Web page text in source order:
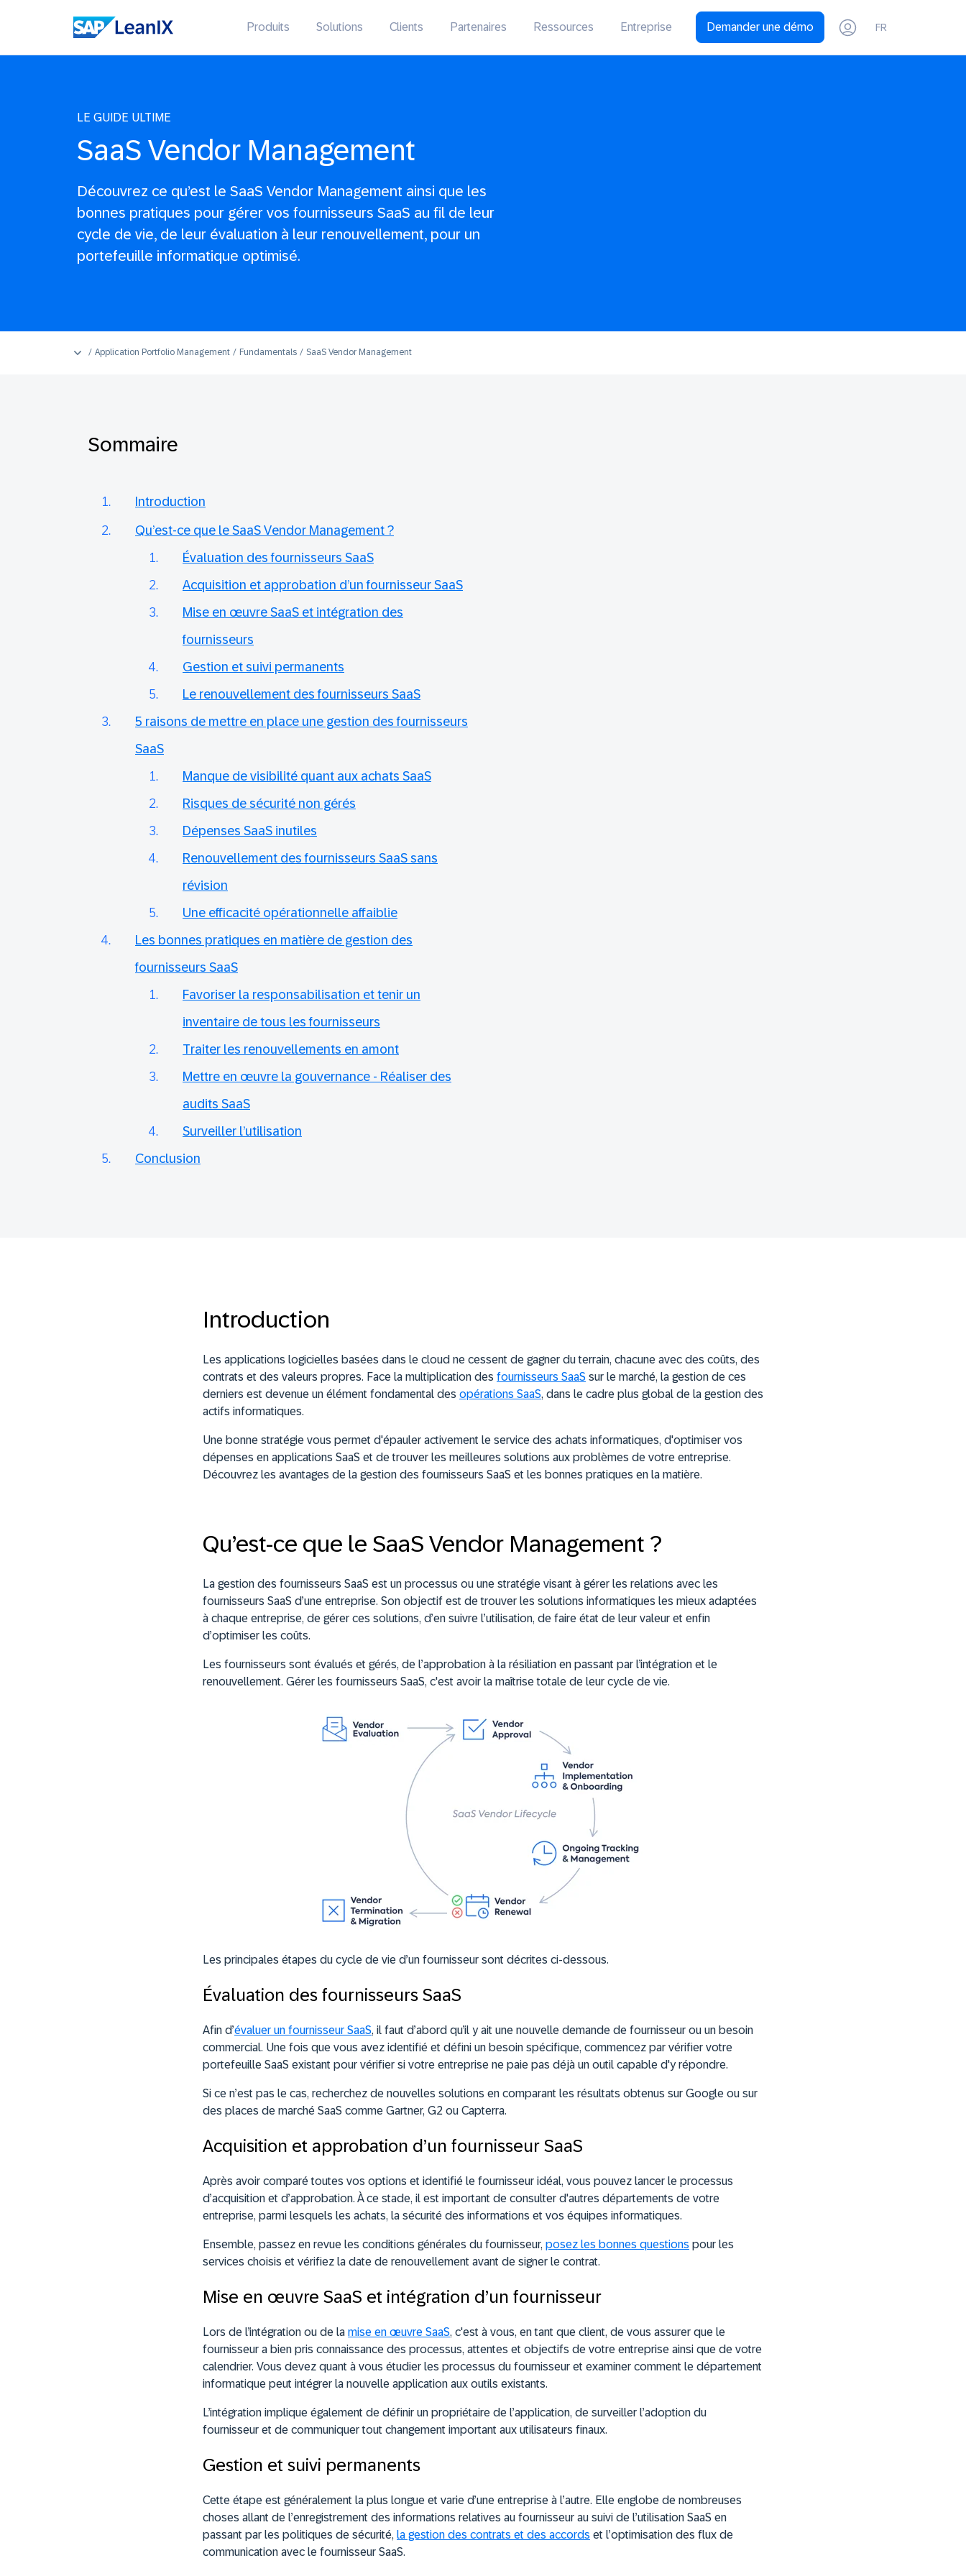
Produits Solutions Clients Partenaires Ressources Entreprise Demander une démo FR
LE GUIDE ULTIME
SaaS Vendor Management
Découvrez ce qu’est le SaaS Vendor Management ainsi que les
bonnes pratiques pour gérer vos fournisseurs SaaS au fil de leur
cycle de vie, de leur évaluation à leur renouvellement, pour un
portefeuille informatique optimisé.
Application Portfolio Management Fundamentals SaaS Vendor Management
Sommaire
Introduction
Qu’est-ce que le SaaS Vendor Management ?
Évaluation des fournisseurs SaaS
Acquisition et approbation d’un fournisseur SaaS
Mise en œuvre SaaS et intégration des
fournisseurs
Gestion et suivi permanents
Le renouvellement des fournisseurs SaaS
5 raisons de mettre en place une gestion des fournisseurs
SaaS
Manque de visibilité quant aux achats SaaS
Risques de sécurité non gérés
Dépenses SaaS inutiles
Renouvellement des fournisseurs SaaS sans
révision
Une efficacité opérationnelle affaiblie
Les bonnes pratiques en matière de gestion des
fournisseurs SaaS
Favoriser la responsabilisation et tenir un
inventaire de tous les fournisseurs
Traiter les renouvellements en amont
Mettre en œuvre la gouvernance - Réaliser des
audits SaaS
Surveiller l’utilisation
Conclusion
Introduction
Les applications logicielles basées dans le cloud ne cessent de gagner du terrain, chacune avec des coûts, des
contrats et des valeurs propres. Face la multiplication des fournisseurs SaaS sur le marché, la gestion de ces
derniers est devenue un élément fondamental des opérations SaaS, dans le cadre plus global de la gestion des
actifs informatiques.
Une bonne stratégie vous permet d'épauler activement le service des achats informatiques, d'optimiser vos
dépenses en applications SaaS et de trouver les meilleures solutions aux problèmes de votre entreprise.
Découvrez les avantages de la gestion des fournisseurs SaaS et les bonnes pratiques en la matière.
Qu’est-ce que le SaaS Vendor Management ?
La gestion des fournisseurs SaaS est un processus ou une stratégie visant à gérer les relations avec les
fournisseurs SaaS d’une entreprise. Son objectif est de trouver les solutions informatiques les mieux adaptées
à chaque entreprise, de gérer ces solutions, d’en suivre l’utilisation, de faire état de leur valeur et enfin
d’optimiser les coûts.
Les fournisseurs sont évalués et gérés, de l’approbation à la résiliation en passant par l’intégration et le
renouvellement. Gérer les fournisseurs SaaS, c'est avoir la maîtrise totale de leur cycle de vie.
Les principales étapes du cycle de vie d’un fournisseur sont décrites ci-dessous.
Évaluation des fournisseurs SaaS
Afin d’évaluer un fournisseur SaaS, il faut d’abord qu’il y ait une nouvelle demande de fournisseur ou un besoin
commercial. Une fois que vous avez identifié et défini un besoin spécifique, commencez par vérifier votre
portefeuille SaaS existant pour vérifier si votre entreprise ne paie pas déjà un outil capable d'y répondre.
Si ce n’est pas le cas, recherchez de nouvelles solutions en comparant les résultats obtenus sur Google ou sur
des places de marché SaaS comme Gartner, G2 ou Capterra.
Acquisition et approbation d’un fournisseur SaaS
Après avoir comparé toutes vos options et identifié le fournisseur idéal, vous pouvez lancer le processus
d’acquisition et d’approbation. À ce stade, il est important de consulter d'autres départements de votre
entreprise, parmi lesquels les achats, la sécurité des informations et vos équipes informatiques.
Ensemble, passez en revue les conditions générales du fournisseur, posez les bonnes questions pour les
services choisis et vérifiez la date de renouvellement avant de signer le contrat.
Mise en œuvre SaaS et intégration d’un fournisseur
Lors de l’intégration ou de la mise en œuvre SaaS, c'est à vous, en tant que client, de vous assurer que le
fournisseur a bien pris connaissance des processus, attentes et objectifs de votre entreprise ainsi que de votre
calendrier. Vous devez quant à vous étudier les processus du fournisseur et examiner comment le département
informatique peut intégrer la nouvelle application aux outils existants.
L’intégration implique également de définir un propriétaire de l’application, de surveiller l’adoption du
fournisseur et de communiquer tout changement important aux utilisateurs finaux.
Gestion et suivi permanents
Cette étape est généralement la plus longue et varie d’une entreprise à l’autre. Elle englobe de nombreuses
choses allant de l’enregistrement des informations relatives au fournisseur au suivi de l’utilisation SaaS en
passant par les politiques de sécurité, la gestion des contrats et des accords et l’optimisation des flux de
communication avec le fournisseur SaaS.